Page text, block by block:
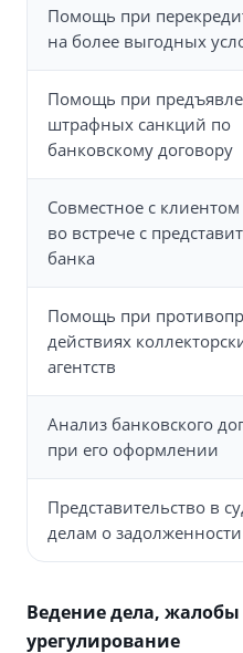
Помощь при
на более выгодных
Помощь при
штрафных санкций по
банковскому договору
Совместное с клиентом
во встрече с
банка
Помощь при
действиях
агентств
Анализ банковского
при его оформлении
Представительство в
делам о задолженности
Ведение дела, жалобы
урегулирование